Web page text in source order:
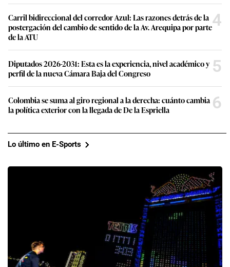
Carril bidireccional del corredor Azul: Las razones detrás de la
postergación del cambio de sentido de la Av. Arequipa por parte
de la ATU
4
Diputados 2026-2031: Esta es la experiencia, nivel académico y
perfil de la nueva Cámara Baja del Congreso
5
Colombia se suma al giro regional a la derecha: cuánto cambia
la política exterior con la llegada de De la Espriella
6
Lo último en E-Sports